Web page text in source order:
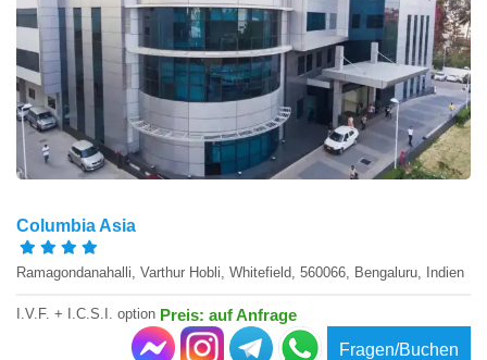
Columbia Asia
Ramagondanahalli, Varthur Hobli, Whitefield, 560066, Bengaluru, Indien
I.V.F. + I.C.S.I. option Preis: auf Anfrage
Fragen/Buchen